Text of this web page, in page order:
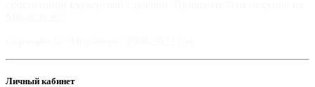
Личный кабинет